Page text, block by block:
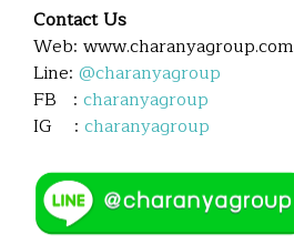
Contact Us
Web: www.charanyagroup.com
Line: @charanyagroup
FB : charanyagroup
IG : charanyagroup